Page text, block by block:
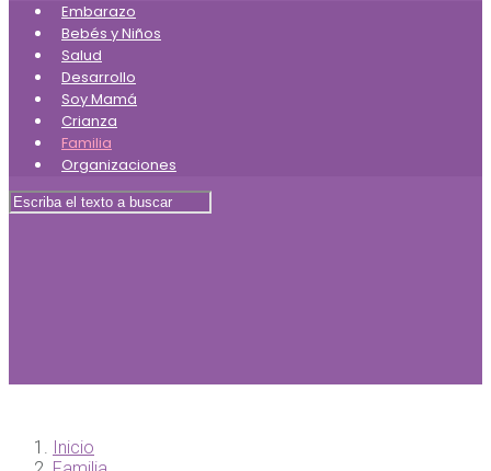
Embarazo
Bebés y Niños
Salud
Desarrollo
Soy Mamá
Crianza
Familia
Organizaciones
Inicio